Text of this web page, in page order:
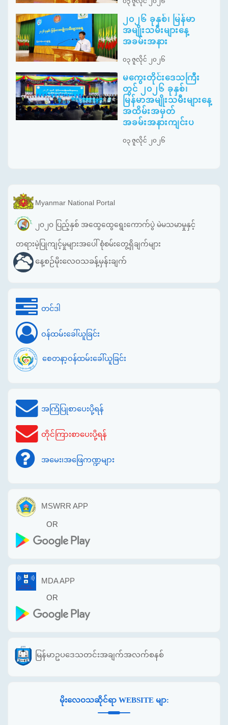
၂၀၂၆ ခုနှစ်၊ မြန်မာ
အမျိုးသမီးများနေ့
အခမ်းအနား
၀၃ ဇူလိုင် ၂၀၂၆
မကွေးတိုင်းဒေသကြီး
တွင် ၂၀၂၆ ခုနှစ်၊
မြန်မာအမျိုးသမီးများနေ့
အထိမ်းအမှတ်
အခမ်းအနားကျင်းပ
၀၃ ဇူလိုင် ၂၀၂၆
Myanmar National Portal
၂၀၂၀ ပြည့်နှစ် အထွေထွေရွေးကောက်ပွဲ မဲမသမာမှုနှင့်
တရားမဲ့ပြုကျင့်မှုများအပေါ် စုံစမ်းတွေ့ရှိချက်များ
နေ့စဉ်မိုးလေဝသခန့်မှန်းချက်
တင်ဒါ
ဝန်ထမ်းခေါ်ယူခြင်း
စေတနာ့ဝန်ထမ်းခေါ်ယူခြင်း
အကြံပြုစာပေးပို့ရန်
တိုင်ကြားစာပေးပို့ရန်
အမေး၊အဖြေကဏ္ဍများ
MSWRR APP
OR
MDA APP
OR
မြန်မာဥပဒေသတင်းအချက်အလက်စနစ်
မိုးလေဝသဆိုင်ရာ WEBSITE မျာ: